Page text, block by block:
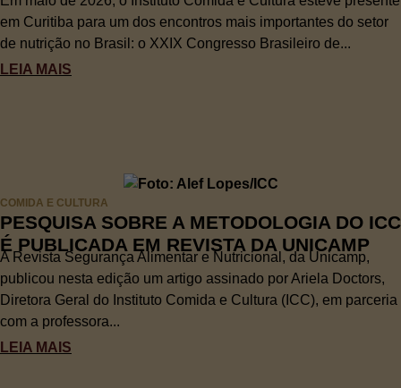
em Curitiba para um dos encontros mais importantes do setor
de nutrição no Brasil: o XXIX Congresso Brasileiro de...
LEIA MAIS
COMIDA E CULTURA
PESQUISA SOBRE A METODOLOGIA DO ICC
É PUBLICADA EM REVISTA DA UNICAMP
A Revista Segurança Alimentar e Nutricional, da Unicamp,
publicou nesta edição um artigo assinado por Ariela Doctors,
Diretora Geral do Instituto Comida e Cultura (ICC), em parceria
com a professora...
LEIA MAIS